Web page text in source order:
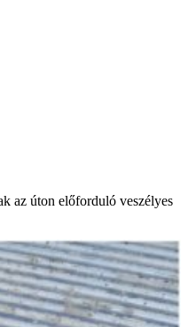
az úton előforduló veszélyes